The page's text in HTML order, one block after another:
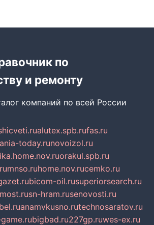
по
и ремонту
компаний по всей России
alutex.spb.rufas.ru
today.runovoizol.ru
orakul.spb.ru
mnso.ruhome.nov.rucemko.ru
bicom-oil.rusuperiorsearch.ru
sn-hram.rusenovosti.ru
anamvkusno.rutechnosaratov.ru
bigbad.ru227gp.ruwes-ex.ru